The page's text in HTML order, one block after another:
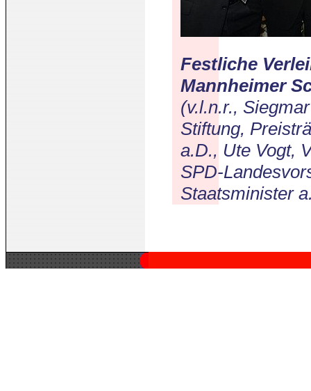
Festliche
Mannheimer
(v.l.n.r.,
Stiftung,
a.D., Ute Vogt,
SPD-
Staatsminister